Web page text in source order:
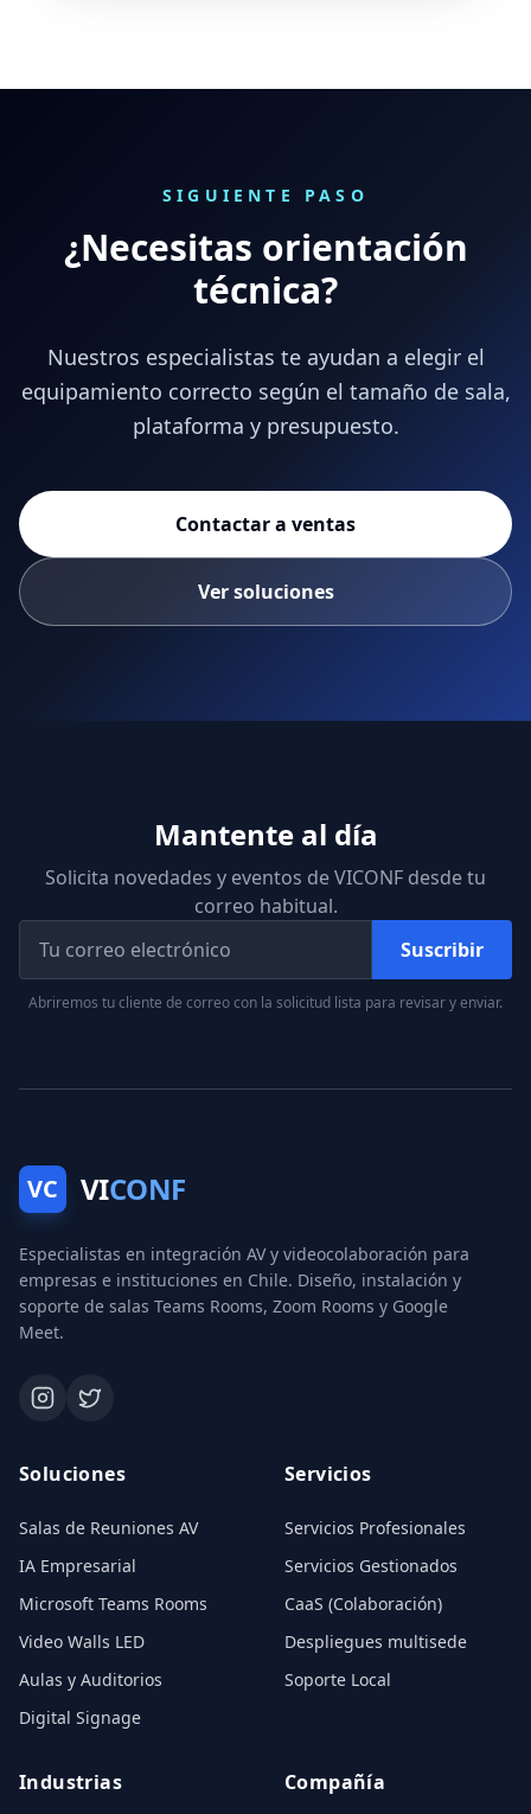
SIGUIENTE PASO
¿Necesitas orientación
técnica?
Nuestros especialistas te ayudan a elegir el
equipamiento correcto según el tamaño de sala,
plataforma y presupuesto.
Contactar a ventas
Ver soluciones
Mantente al día
Solicita novedades y eventos de VICONF desde tu
correo habitual.
Suscribir
Abriremos tu cliente de correo con la solicitud lista para revisar y enviar.
VC VICONF
Especialistas en integración AV y videocolaboración para
empresas e instituciones en Chile. Diseño, instalación y
soporte de salas Teams Rooms, Zoom Rooms y Google
Meet.
Soluciones
Salas de Reuniones AV
IA Empresarial
Microsoft Teams Rooms
Video Walls LED
Aulas y Auditorios
Digital Signage
Servicios
Servicios Profesionales
Servicios Gestionados
CaaS (Colaboración)
Despliegues multisede
Soporte Local
Industrias Compañía